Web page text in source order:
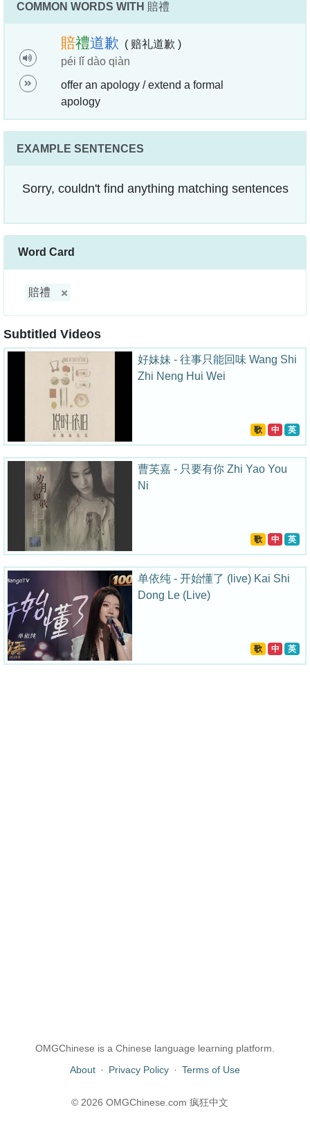
COMMON WORDS WITH 賠禮
賠禮道歉 ( 赔礼道歉 )
péi lǐ dào qiàn
offer an apology / extend a formal
apology
EXAMPLE SENTENCES
Sorry, couldn't find anything matching sentences
Word Card
賠禮
Subtitled Videos
好妹妹 - 往事只能回味 Wang Shi
Zhi Neng Hui Wei
歌 中 英
曹芙嘉 - 只要有你 Zhi Yao You
Ni
歌 中 英
单依纯 - 开始懂了 (live) Kai Shi
Dong Le (Live)
歌 中 英
OMGChinese is a Chinese language learning platform.
About · Privacy Policy · Terms of Use
© 2026 OMGChinese.com 疯狂中文